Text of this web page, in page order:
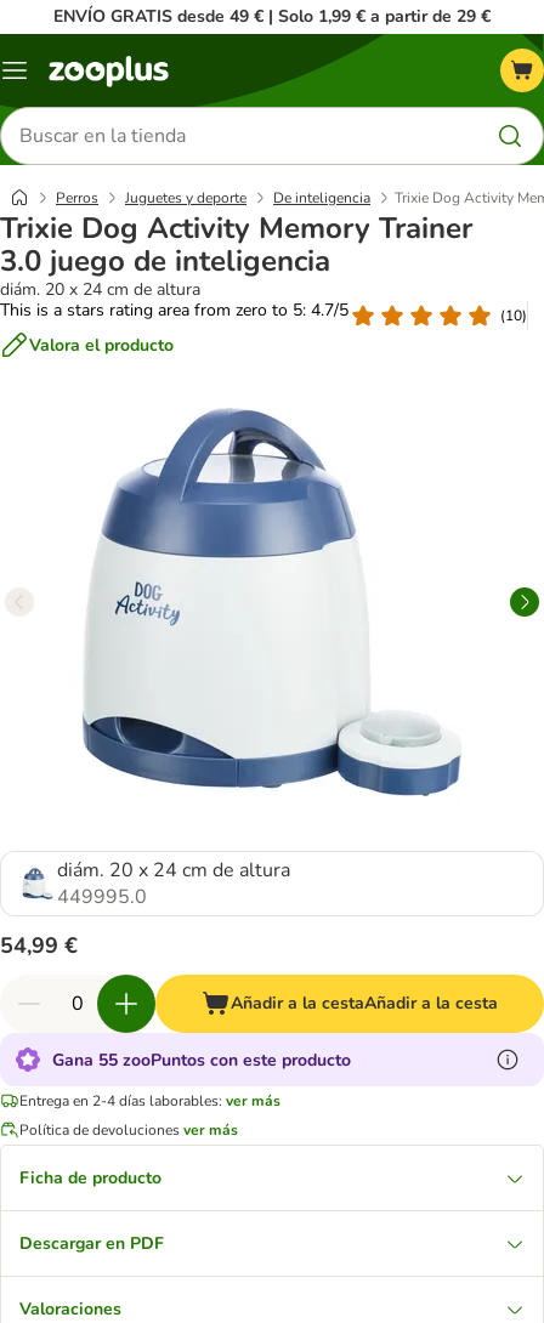
ENVÍO GRATIS desde 49 € | Solo 1,99 € a partir de 29 €
Menú
Buscar
productos
Perros Juguetes y deporte De inteligencia Trixie Dog Activity
Trixie Dog Activity Memory Trainer
3.0 juego de inteligencia
diám. 20 x 24 cm de altura
This is a stars rating area from zero to 5: 4.7/5
(10)
Valora el producto
diám. 20 x 24 cm de altura
449995.0
54,99 €
Añadir a la cestaAñadir a la cesta
Gana 55 zooPuntos con este producto
Entrega en 2-4 días laborables: ver más
Política de devolucionesver más
Ficha de producto
Descargar en PDF
Valoraciones